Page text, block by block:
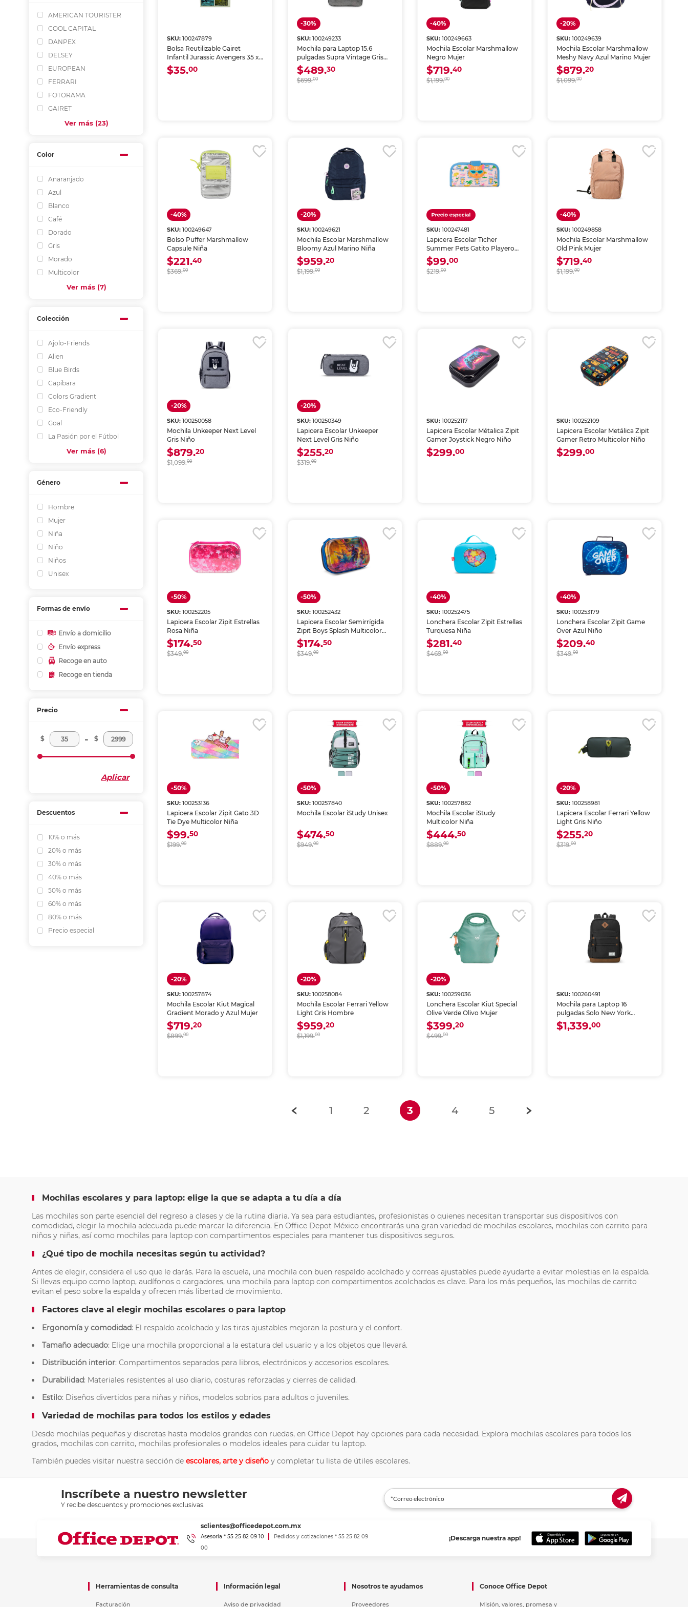
AMERICAN TOURISTER
COOL CAPITAL
DANPEX
DELSEY
EUROPEAN
FERRARI
FOTORAMA
GAIRET
Ver más (23)
Color
Anaranjado
Azul
Blanco
Café
Dorado
Gris
Morado
Multicolor
Ver más (7)
Colección
Ajolo-Friends
Alien
Blue Birds
Capibara
Colors Gradient
Eco-Friendly
Goal
La Pasión por el Fútbol
Ver más (6)
Género
Hombre
Mujer
Niña
Niño
Niños
Unisex
Formas de envío
Envío a domicilio
Envío express
Recoge en auto
Recoge en tienda
Precio
$ - $
Aplicar
Descuentos
10% o más
20% o más
30% o más
40% o más
50% o más
60% o más
80% o más
Precio especial
SKU:100247879
Bolsa Reutilizable Gairet
Infantil Jurassic Avengers 35 x
35 cm
$35.00
-30%
SKU: 100249233
Mochila para Laptop 15.6
pulgadas Supra Vintage Gris
Unisex
$489.30
$699.00
-40%
SKU:100249663
Mochila Escolar Marshmallow
Negro Mujer
$719.40
$1,199.00
-20%
SKU: 100249639
Mochila Escolar Marshmallow
Meshy Navy Azul Marino Mujer
$879.20
$1,099.00
-40%
SKU:100249647
Bolso Puffer Marshmallow
Capsule Niña
$221.40
$369.00
-20%
SKU: 100249621
Mochila Escolar Marshmallow
Bloomy Azul Marino Niña
$959.20
$1,199.00
SKU:100247481
Lapicera Escolar Ticher
Summer Pets Gatito Playero
Azul Niña
$99.00
$219.00
-40%
SKU: 100249858
Mochila Escolar Marshmallow
Old Pink Mujer
$719.40
$1,199.00
-20%
SKU:100250058
Mochila Unkeeper Next Level
Gris Niño
$879.20
$1,099.00
-20%
SKU: 100250349
Lapicera Escolar Unkeeper
Next Level Gris Niño
$255.20
$319.00
SKU:100252117
Lapicera Escolar Métalica Zipit
Gamer Joystick Negro Niño
$299.00
SKU: 100252109
Lapicera Escolar Metálica Zipit
Gamer Retro Multicolor Niño
$299.00
-50%
SKU:100252205
Lapicera Escolar Zipit Estrellas
Rosa Niña
$174.50
$349.00
-50%
SKU: 100252432
Lapicera Escolar Semirrígida
Zipit Boys Splash Multicolor
Niño
$174.50
$349.00
-40%
SKU:100252475
Lonchera Escolar Zipit Estrellas
Turquesa Niña
$281.40
$469.00
-40%
SKU: 100253179
Lonchera Escolar Zipit Game
Over Azul Niño
$209.40
$349.00
-50%
SKU:100253136
Lapicera Escolar Zipit Gato 3D
Tie Dye Multicolor Niña
$99.50
$199.00
-50%
SKU: 100257840
Mochila Escolar iStudy Unisex
$474.50
$949.00
-50%
SKU:100257882
Mochila Escolar iStudy
Multicolor Niña
$444.50
$889.00
-20%
SKU: 100258981
Lapicera Escolar Ferrari Yellow
Light Gris Niño
$255.20
$319.00
-20%
SKU:100257874
Mochila Escolar Kiut Magical
Gradient Morado y Azul Mujer
$719.20
$899.00
-20%
SKU: 100258084
Mochila Escolar Ferrari Yellow
Light Gris Hombre
$959.20
$1,199.00
-20%
SKU:100259036
Lonchera Escolar Kiut Special
Olive Verde Olivo Mujer
$399.20
$499.00
SKU: 100260491
Mochila para Laptop 16
pulgadas Solo New York
Refresh Negro Unisex
$1,339.00
1 2 3 (current)
4 5
Mochilas escolares y para laptop: elige la que se adapta a tu día a día
Las mochilas son parte esencial del regreso a clases y de la rutina diaria. Ya sea para estudiantes, profesionistas o quienes necesitan transportar sus dispositivos con
comodidad, elegir la mochila adecuada puede marcar la diferencia. En Office Depot México encontrarás una gran variedad de mochilas escolares, mochilas con carrito para
niños y niñas, así como mochilas para laptop con compartimentos especiales para mantener tus dispositivos seguros.
¿Qué tipo de mochila necesitas según tu actividad?
Antes de elegir, considera el uso que le darás. Para la escuela, una mochila con buen respaldo acolchado y correas ajustables puede ayudarte a evitar molestias en la espalda.
Si llevas equipo como laptop, audífonos o cargadores, una mochila para laptop con compartimentos acolchados es clave. Para los más pequeños, las mochilas de carrito
evitan el peso sobre la espalda y ofrecen más libertad de movimiento.
Factores clave al elegir mochilas escolares o para laptop
Ergonomía y comodidad: El respaldo acolchado y las tiras ajustables mejoran la postura y el confort.
Tamaño adecuado: Elige una mochila proporcional a la estatura del usuario y a los objetos que llevará.
Distribución interior: Compartimentos separados para libros, electrónicos y accesorios escolares.
Durabilidad: Materiales resistentes al uso diario, costuras reforzadas y cierres de calidad.
Estilo: Diseños divertidos para niñas y niños, modelos sobrios para adultos o juveniles.
Variedad de mochilas para todos los estilos y edades
Desde mochilas pequeñas y discretas hasta modelos grandes con ruedas, en Office Depot hay opciones para cada necesidad. Explora mochilas escolares para todos los
grados, mochilas con carrito, mochilas profesionales o modelos ideales para cuidar tu laptop.
También puedes visitar nuestra sección de escolares, arte y diseño y completar tu lista de útiles escolares.
Inscríbete a nuestro newsletter
Y recibe descuentos y promociones exclusivas.
¡Descarga nuestra app!
sclientes@officedepot.com.mx
Asesoría * 55 25 82 09 10
Pedidos y cotizaciones * 55 25 82 09
00
Herramientas de consulta
Facturación
Información legal
Aviso de privacidad
Nosotros te ayudamos
Proveedores
Conoce Office Depot
Misión, valores, promesa y